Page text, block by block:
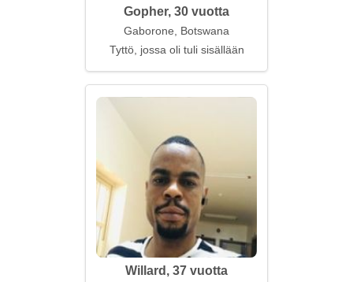
Gopher, 30 vuotta
Gaborone, Botswana
Tyttö, jossa oli tuli sisällään
Willard, 37 vuotta